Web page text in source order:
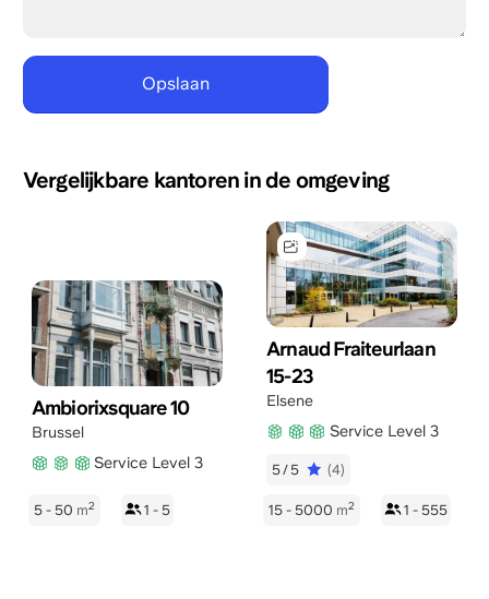
Vergelijkbare kantoren in de omgeving
Ambiorixsquare 10
Brussel
Service Level 3
5 - 50 m2 1 - 5
Arnaud Fraiteurlaan
15-23
Elsene
Service Level 3
5/5 (4)
15 - 5000 m2 1 - 555